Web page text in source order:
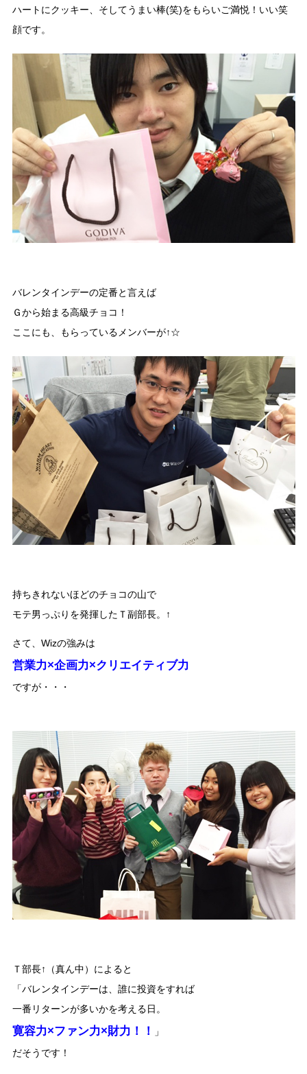
ハートにクッキー、そしてうまい棒(笑)をもらいご満悦！いい笑
顔です。
バレンタインデーの定番と言えば
Ｇから始まる高級チョコ！
ここにも、もらっているメンバーが↑☆
持ちきれないほどのチョコの山で
モテ男っぷりを発揮したＴ副部長。↑
さて、Wizの強みは
営業力×企画力×クリエイティブ力
ですが・・・
Ｔ部長↑（真ん中）によると
「バレンタインデーは、誰に投資をすれば
一番リターンが多いかを考える日。
寛容力×ファン力×財力！！
」
だそうです！